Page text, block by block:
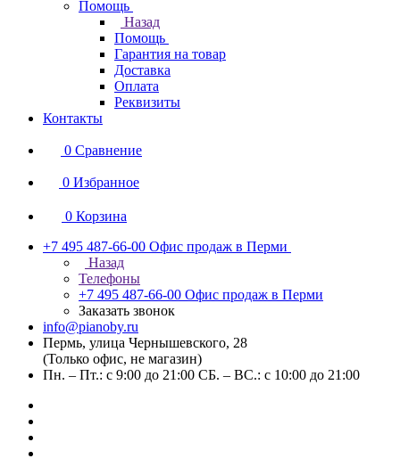
Помощь
Назад
Помощь
Гарантия на товар
Доставка
Оплата
Реквизиты
Контакты
0 Сравнение
0 Избранное
0 Корзина
+7 495 487-66-00 Офис продаж в Перми
Назад
Телефоны
+7 495 487-66-00 Офис продаж в Перми
Заказать звонок
info@pianoby.ru
Пермь, улица Чернышевского, 28
(Только офис, не магазин)
Пн. – Пт.: с 9:00 до 21:00 СБ. – ВС.: с 10:00 до 21:00